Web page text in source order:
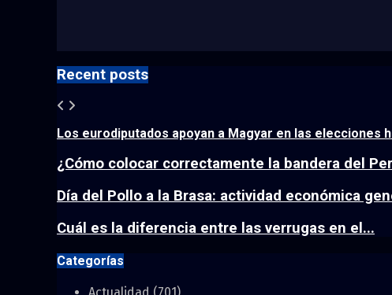
Recent posts
Los eurodiputados apoyan a Magyar en las elecciones
¿Cómo colocar correctamente la bandera del
Día del Pollo a la Brasa: actividad económica
Cuál es la diferencia entre las verrugas en el...
Categorías